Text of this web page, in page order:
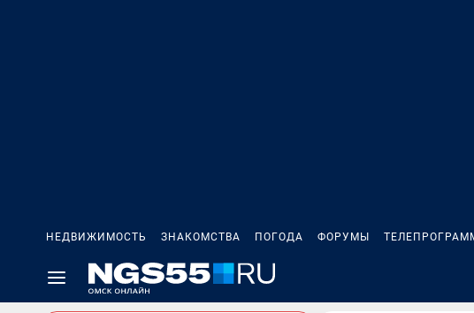
НЕДВИЖИМОСТЬ ЗНАКОМСТВА ПОГОДА ФОРУМЫ